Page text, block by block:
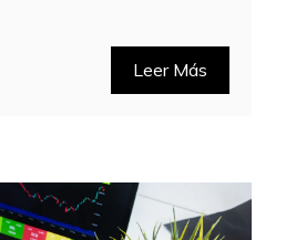
Leer Más